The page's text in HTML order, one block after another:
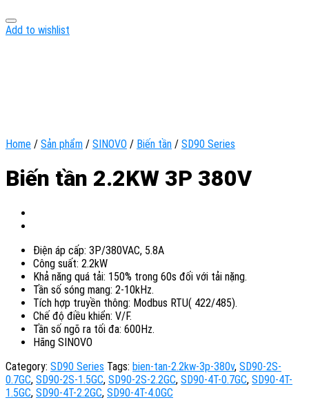
Add to wishlist
Home / Sản phẩm / SINOVO / Biến tần / SD90 Series
Biến tần 2.2KW 3P 380V
Điện áp cấp: 3P/380VAC, 5.8A
Công suất: 2.2kW
Khả năng quá tải: 150% trong 60s đối với tải nặng.
Tần số sóng mang: 2-10kHz.
Tích hợp truyền thông: Modbus RTU( 422/485).
Chế độ điều khiển: V/F.
Tần số ngõ ra tối đa: 600Hz.
Hãng SINOVO
Category: SD90 Series Tags: bien-tan-2.2kw-3p-380v, SD90-2S-
0.7GC, SD90-2S-1.5GC, SD90-2S-2.2GC, SD90-4T-0.7GC, SD90-4T-
1.5GC, SD90-4T-2.2GC, SD90-4T-4.0GC